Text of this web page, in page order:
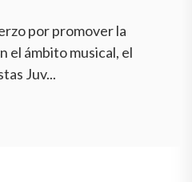
por promover la
el ámbito musical, el
Juv...